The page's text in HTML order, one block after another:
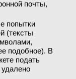
почты,
попытки
(тексты
подобное). В
подать